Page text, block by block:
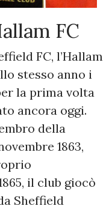
FC
FC, l’Hallam
stesso anno i
la prima volta
ancora oggi.
della
1863,
il club giocò
Sheffield